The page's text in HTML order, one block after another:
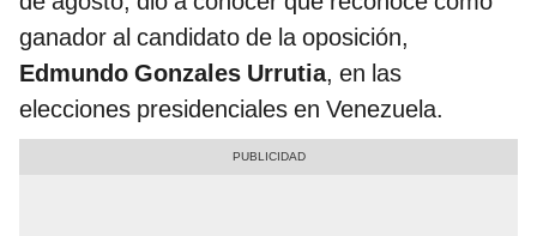
ganador al candidato de la oposición,
Edmundo Gonzales Urrutia, en las
elecciones presidenciales en Venezuela.